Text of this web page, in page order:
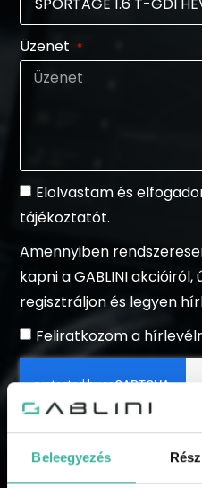
Beleegyezés
Üzenet
Elolvastam és
tájékoztatót.
Amennyiben
kapni a GABLINI
regisztráljon és legyen
Feliratkozom a